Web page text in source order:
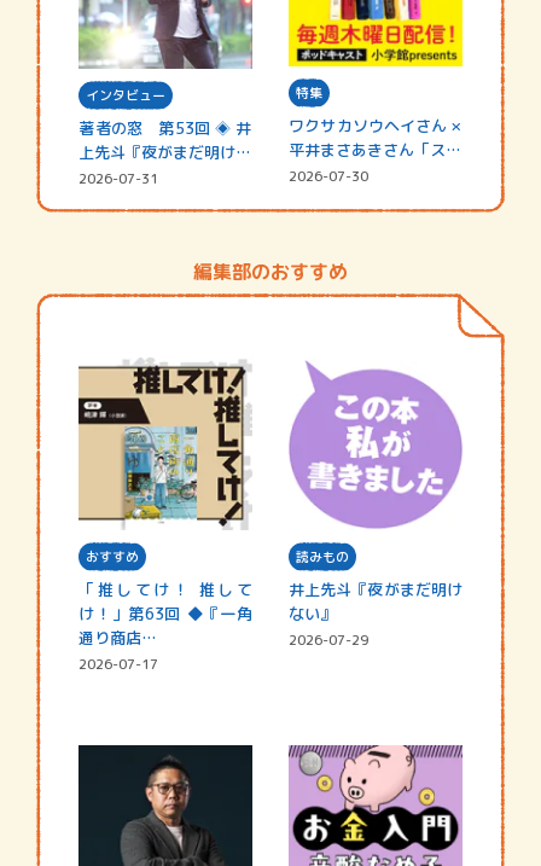
インタビュー
著者の窓 第53回 ◈ 井
上先斗『夜がまだ明けな
い』
2026-07-31
特集
ワクサカソウヘイさん ×
平井まさあきさん「スペ
シャ…
2026-07-30
編集部のおすすめ
おすすめ
「推してけ！ 推して
け！」第63回 ◆『一角
通り商店…
2026-07-17
読みもの
井上先斗『夜がまだ明け
ない』
2026-07-29